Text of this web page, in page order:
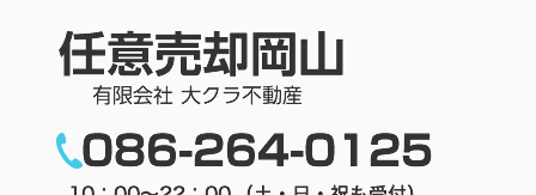
任意売却岡山 | 有限会社大クラ不動
産